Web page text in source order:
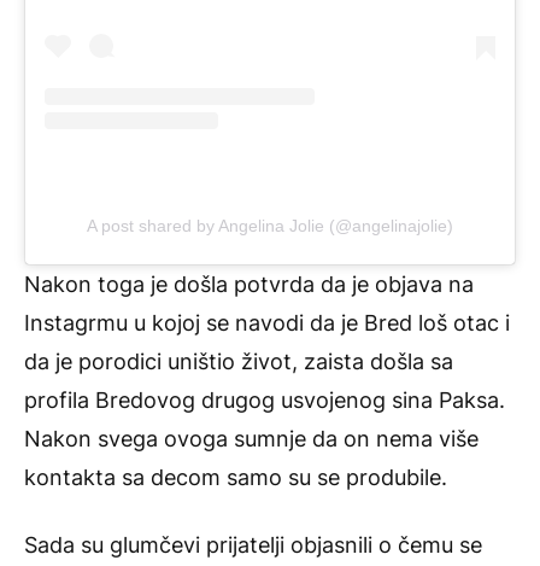
A post shared by Angelina Jolie (@angelinajolie)
Nakon toga je došla potvrda da je objava na
Instagrmu u kojoj se navodi da je Bred loš otac i
da je porodici uništio život, zaista došla sa
profila Bredovog drugog usvojenog sina Paksa.
Nakon svega ovoga sumnje da on nema više
kontakta sa decom samo su se produbile.
Sada su glumčevi prijatelji objasnili o čemu se